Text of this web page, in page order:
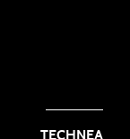
TECHNEA